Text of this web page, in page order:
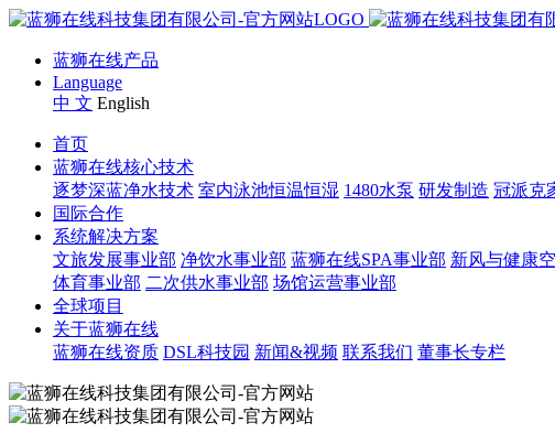
蓝狮在线产品
Language
中 文 English
首页
蓝狮在线核心技术
逐梦深蓝净水技术 室内泳池恒温恒湿 1480水泵 研发制造 冠派克
国际合作
系统解决方案
文旅发展事业部 净饮水事业部 蓝狮在线SPA事业部 新风与健康
体育事业部 二次供水事业部 场馆运营事业部
全球项目
关于蓝狮在线
蓝狮在线资质 DSL科技园 新闻&视频 联系我们 董事长专栏